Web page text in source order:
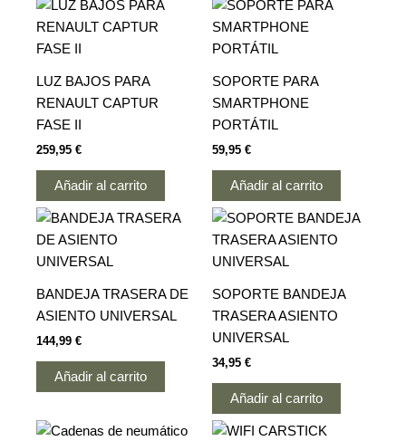
LUZ BAJOS PARA
RENAULT CAPTUR
FASE II
259,95 €
Añadir al carrito
SOPORTE PARA
SMARTPHONE
PORTÁTIL
59,95 €
Añadir al carrito
BANDEJA TRASERA DE
ASIENTO UNIVERSAL
144,99 €
Añadir al carrito
SOPORTE BANDEJA
TRASERA ASIENTO
UNIVERSAL
34,95 €
Añadir al carrito